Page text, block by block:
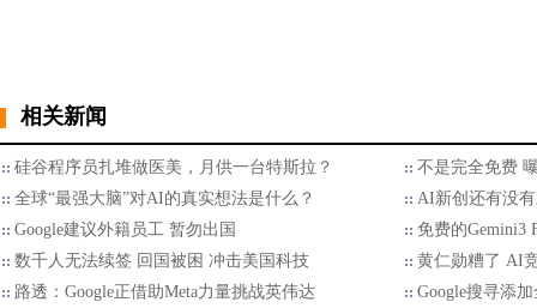
相关新闻
硅谷程序员扎堆做医美，月供一台特斯拉？
不是完全免费
全球“最强大脑”对AI的真实想法是什么？
AI新创还有没
Google建议外籍员工 暂勿出国
免费的Gemini3
数千人无法续签 回国被困 冲击美国科技
黄仁勋糟了 AI
路透：Google正借助Meta力量挑战英伟达
Google搜寻添